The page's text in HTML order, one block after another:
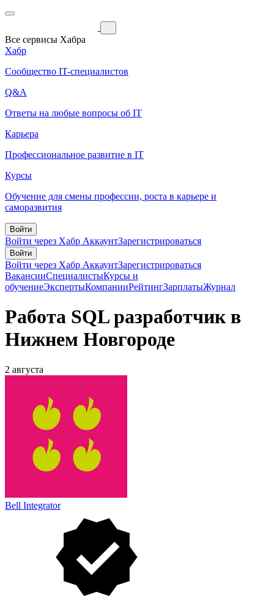
Все сервисы Хабра
Хабр
Сообщество IT-специалистов
Q&A
Ответы на любые вопросы об IT
Карьера
Профессиональное развитие в IT
Курсы
Обучение для смены профессии, роста в карьере и
саморазвития
Войти
Войти через Хабр АккаунтЗарегистрироваться
Войти
Войти через Хабр АккаунтЗарегистрироваться
ВакансииСпециалистыКурсы и
обучениеЭкспертыКомпанииРейтингЗарплатыЖурнал
Работа SQL разработчик в
Нижнем Новгороде
2 августа
Bell Integrator